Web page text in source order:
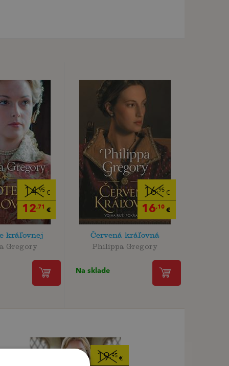
14,95€
12,71 €
kráľovnej
Gregory
16,95 €
16,10 €
Červená kráľovná
Philippa Gregory
Na sklade
19,95 €